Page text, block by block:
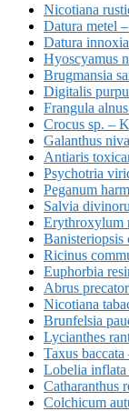
Nicotiana
Datura metel
Datura
Hyoscyamus
Brugmansia
Digitalis
Frangula
Crocus sp. –
Galanthus
Antiaris
Psychotria
Peganum
Salvia
Erythroxylum
Banisteriopsis
Ricinus
Euphorbia
Abrus
Nicotiana
Brunfelsia
Lycianthes
Taxus
Lobelia inflata
Catharanthus
Colchicum